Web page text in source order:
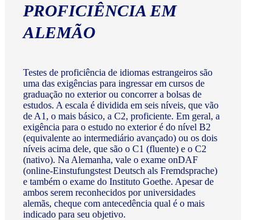
PROFICIÊNCIA EM
ALEMÃO
Testes de proficiência de idiomas estrangeiros são
uma das exigências para ingressar em cursos de
graduação no exterior ou concorrer a bolsas de
estudos. A escala é dividida em seis níveis, que vão
de A1, o mais básico, a C2, proficiente. Em geral, a
exigência para o estudo no exterior é do nível B2
(equivalente ao intermediário avançado) ou os dois
níveis acima dele, que são o C1 (fluente) e o C2
(nativo). Na Alemanha, vale o exame onDAF
(online-Einstufungstest Deutsch als Fremdsprache)
e também o exame do Instituto Goethe. Apesar de
ambos serem reconhecidos por universidades
alemãs, cheque com antecedência qual é o mais
indicado para seu objetivo.